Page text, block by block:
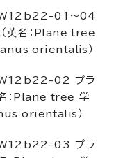
W12b22-01～04
英名： Plane tree
orientalis ）
W12b22-02 プラ
： Plane tree 学
orientalis ）
W12b22-03 プラ